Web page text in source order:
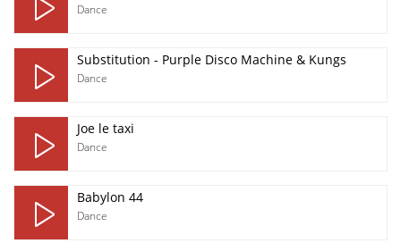
Dance
Substitution - Purple Disco Machine & Kungs
Dance
Joe le taxi
Dance
Babylon 44
Dance